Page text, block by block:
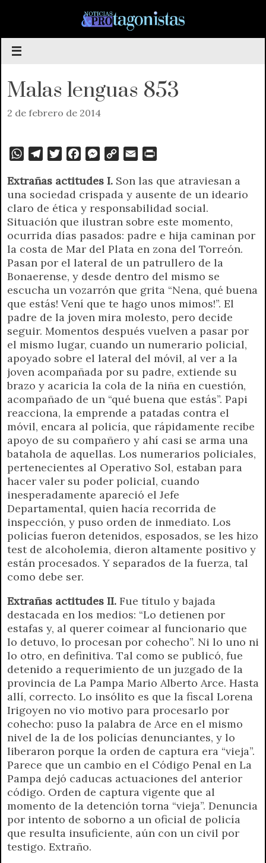
contenido
Malas lenguas 853
2 de febrero de 2014
W
a
t
s
A
p
p
l
e
g
r
a
m
i
t
t
e
r
c
e
b
o
o
k
M
s
s
e
n
g
e
r
p
y
L
i
n
k
a
i
l
i
n
t
F
r
i
e
n
d
l
y
Extrañas actitudes I. Son las que atraviesan a
una sociedad crispada y ausente de un ideario
claro de ética y responsabilidad social.
Situación que ilustran sobre este momento,
ocurrida días pasados: padre e hija caminan por
la costa de Mar del Plata en zona del Torreón.
Pasan por el lateral de un patrullero de la
Bonaerense, y desde dentro del mismo se
escucha un vozarrón que grita “Nena, qué buena
que estás! Vení que te hago unos mimos!”. El
padre de la joven mira molesto, pero decide
seguir. Momentos después vuelven a pasar por
el mismo lugar, cuando un numerario policial,
apoyado sobre el lateral del móvil, al ver a la
joven acompañada por su padre, extiende su
brazo y acaricia la cola de la niña en cuestión,
acompañado de un “qué buena que estás”. Papi
reacciona, la emprende a patadas contra el
móvil, encara al policía, que rápidamente recibe
apoyo de su compañero y ahí casi se arma una
batahola de aquellas. Los numerarios policiales,
pertenecientes al Operativo Sol, estaban para
hacer valer su poder policial, cuando
inesperadamente apareció el Jefe
Departamental, quien hacía recorrida de
inspección, y puso orden de inmediato. Los
policías fueron detenidos, esposados, se les hizo
test de alcoholemia, dieron altamente positivo y
están procesados. Y separados de la fuerza, tal
como debe ser.
Extrañas actitudes II. Fue título y bajada
destacada en los medios: “Lo detienen por
estafas y, al querer coimear al funcionario que
lo detuvo, lo procesan por cohecho”. Ni lo uno ni
lo otro, en definitiva. Tal como se publicó, fue
detenido a requerimiento de un juzgado de la
provincia de La Pampa Mario Alberto Arce. Hasta
allí, correcto. Lo insólito es que la fiscal Lorena
Irigoyen no vio motivo para procesarlo por
cohecho: puso la palabra de Arce en el mismo
nivel de la de los policías denunciantes, y lo
liberaron porque la orden de captura era “vieja”.
Parece que un cambio en el Código Penal en La
Pampa dejó caducas actuaciones del anterior
código. Orden de captura vigente que al
momento de la detención torna “vieja”. Denuncia
por intento de soborno a un oficial de policía
que resulta insuficiente, aún con un civil por
testigo. Extraño.